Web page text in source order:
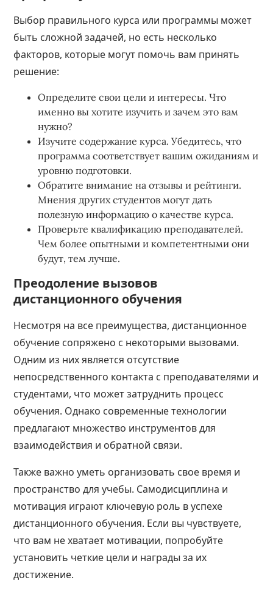
Выбор правильного курса или программы может
быть сложной задачей, но есть несколько
факторов, которые могут помочь вам принять
решение:
Определите свои цели и интересы. Что
именно вы хотите изучить и зачем это вам
нужно?
Изучите содержание курса. Убедитесь, что
программа соответствует вашим ожиданиям и
уровню подготовки.
Обратите внимание на отзывы и рейтинги.
Мнения других студентов могут дать
полезную информацию о качестве курса.
Проверьте квалификацию преподавателей.
Чем более опытными и компетентными они
будут, тем лучше.
Преодоление вызовов
дистанционного обучения
Несмотря на все преимущества, дистанционное
обучение сопряжено с некоторыми вызовами.
Одним из них является отсутствие
непосредственного контакта с преподавателями и
студентами, что может затруднить процесс
обучения. Однако современные технологии
предлагают множество инструментов для
взаимодействия и обратной связи.
Также важно уметь организовать свое время и
пространство для учебы. Самодисциплина и
мотивация играют ключевую роль в успехе
дистанционного обучения. Если вы чувствуете,
что вам не хватает мотивации, попробуйте
установить четкие цели и награды за их
достижение.